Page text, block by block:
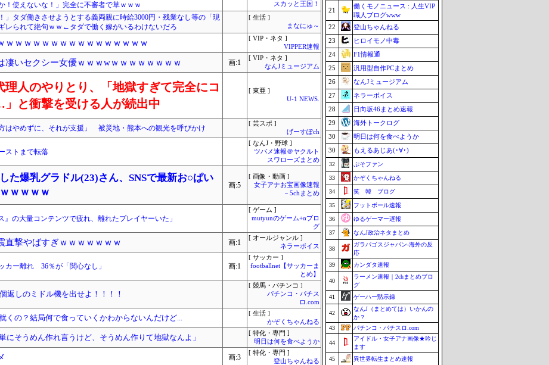
使えないな！」完全に不審者で草ｗｗｗ
スカッと王国！
」タダ働きさせようとする義両親に時給3000円・残業なし等の「現
レられて絶句ｗｗ←タダで働く嫁がいるわけないだろ
[ 生活 ]
まなにゅ～
ｗｗｗｗｗｗｗｗｗｗｗｗｗｗｗｗ
[ VIP・ネタ ]
VIPPER速報
凄いセクシー女優ｗｗｗwｗｗｗｗｗｗｗｗ 画:1
[ VIP・ネタ ]
なんJミュージアム
理人のやりとり、「地獄すぎて完全にコ
と衝撃を受ける人が続出中
[ 東亜 ]
U-1 NEWS.
はやめずに、それが支援」 被災地・熊本への観光を呼びかけ
[ 芸スポ ]
げーすぽch
ストまで転落
[ なんJ・野球 ]
ツバメ速報＠ヤクルト
スワローズまとめ
た爆乳グラドル(23)さん、SNSで最新お○ぱい
ｗｗｗｗ
画:5
[ 画像・動画 ]
女子アナお宝画像速報
－5chまとめ
』の大量コンテンツで疲れ、離れたプレイヤーいた」
[ ゲーム ]
mutyunのゲーム+αブロ
グ
直撃やばすぎｗｗｗｗｗｗｗ 画:1
[ オールジャンル ]
ネラーボイス
カー離れ 36％が「関心なし」 画:1
[ サッカー ]
footballnet【サッカーま
とめ】
返しのミドル機を出せよ！！！！
[ 競馬・パチンコ ]
パチンコ・パチス
ロ.com
くの？結局何で食っていくかわからないんだけど...
[ 生活 ]
かぞくちゃんねる
にそうめん作れ言うけど、そうめん作りて地獄なんよ」
[ 特化・専門 ]
明日は何を食べようか
画:3
[ 特化・専門 ]
登山ちゃんねる
21
働くモノニュース : 人生VIP
職人ブログwww
22
登山ちゃんねる
23
ヒロイモノ中毒
24
F1情報通
25
汎用型自作PCまとめ
26
なんJミュージアム
27
ネラーボイス
28
日向坂46まとめ速報
29
海外トークログ
30
明日は何を食べようか
30
もえるあじあ(･∀･)
32 ぷそファン
33 かぞくちゃんねる
34 笑 韓 ブログ
35 フットボール速報
36 ゆるゲーマー遅報
37 なんJ政治ネタまとめ
38
ガラパゴスジャパン-海外の反
応
39
カンダタ速報
40
ラーメン速報｜2chまとめブロ
グ
41
ゲーハー黙示録
42
なんJ（まとめては）いかんの
か？
43
パチンコ・パチスロ.com
44
アイドル・女子アナ画像★吟じ
ます
45
異世界転生まとめ速報